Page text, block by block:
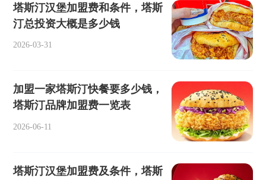
塔斯汀汉堡加盟费和条件，塔斯
汀总投资大概是多少钱
2026-03-31
加盟一家塔斯汀快餐要多少钱，
塔斯汀品牌加盟费一览表
2026-06-11
塔斯汀汉堡加盟费及条件，塔斯